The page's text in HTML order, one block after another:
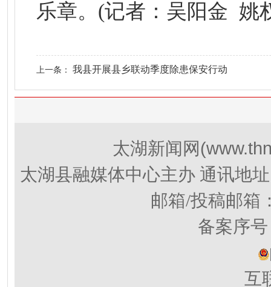
乐章。(记者：吴阳金 姚
上一条： 我县开展县乡联动季度除患保安行动
太湖新闻网
太湖县融媒体中心主办 通讯地
邮箱/投稿邮箱
备案序
互